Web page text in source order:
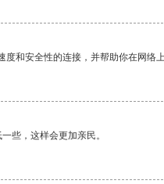
和安全性的连接，并帮助你在网络上
些，这样会更加亲民。